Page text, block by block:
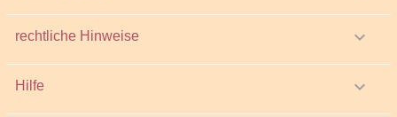
rechtliche Hinweise 
Hilfe 